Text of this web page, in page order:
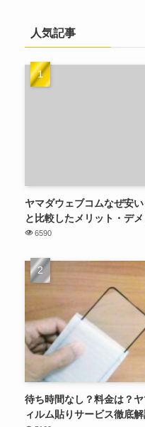
人気記事
ヤマダウェブコムなぜ安
と比較したメリット・デ
6590
待ち時間なし？料金は？
ィルム貼りサービス徹底